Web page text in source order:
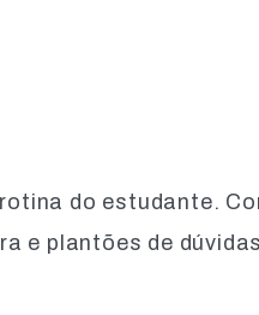
do estudante.
e plantões de